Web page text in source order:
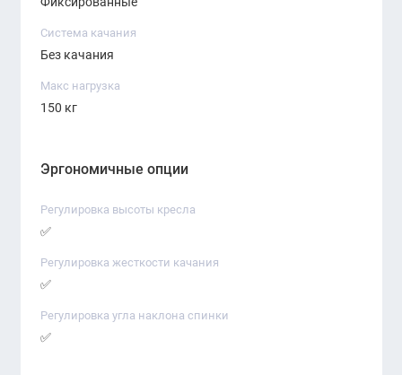
Система качания
Без качания
Макс нагрузка
150 кг
Эргономичные опции
Регулировка высоты кресла
✅
Регулировка жесткости качания
✅
Регулировка угла наклона спинки
✅